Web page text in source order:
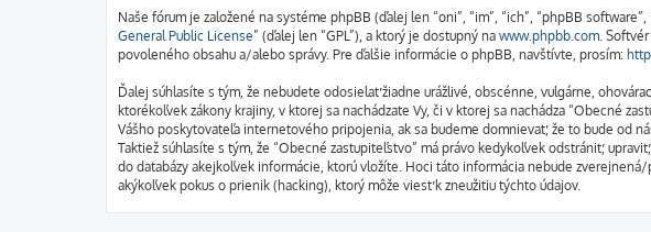
Naše fórum je založené na systéme phpBB (ďalej len “oni”, “im”, “ich”, “phpBB
General Public License” (ďalej len “GPL”), a ktorý je dostupný na www.phpbb.com.
povoleného obsahu a/alebo správy. Pre ďalšie informácie o phpBB, navštívte, prosím:
Ďalej súhlasíte s tým, že nebudete odosielať žiadne urážlivé, obscénne, vulgárne,
ktorékoľvek zákony krajiny, v ktorej sa nachádzate Vy, či v ktorej sa nachádza “Obecné
Vášho poskytovateľa internetového pripojenia, ak sa budeme domnievať, že to bude od
Taktiež súhlasíte s tým, že “Obecné zastupiteľstvo” má právo kedykoľvek odstrániť,
do databázy akejkoľvek informácie, ktorú vložíte. Hoci táto informácia nebude
akýkoľvek pokus o prienik (hacking), ktorý môže viesť k zneužitiu týchto údajov.